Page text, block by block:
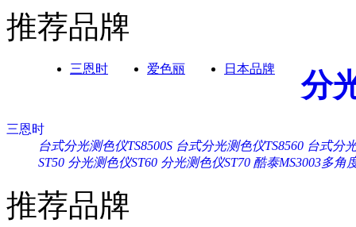
推荐品牌
三恩时 爱色丽 日本品牌 分
三恩时
台式分光测色仪TS8500S 台式分光测色仪TS8560 台式分
ST50 分光测色仪ST60 分光测色仪ST70 酷泰MS3003多角
推荐品牌